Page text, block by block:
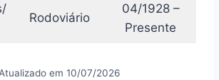
Rodoviário
04/1928 –
Presente
Atualizado em 10/07/2026